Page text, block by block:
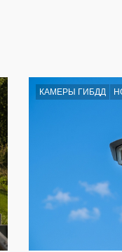
КАМЕРЫ ГИБДД